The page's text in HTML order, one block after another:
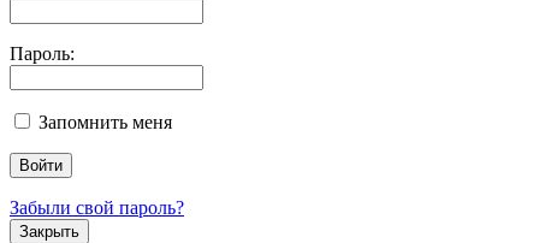
Пароль:
Запомнить меня
Забыли свой пароль?
Закрыть